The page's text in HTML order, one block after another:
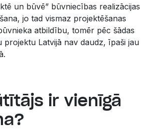
un būvē” būvniecības realizācijas
jo tad vismaz projektēšanas
atbildību, tomēr pēc šādas
projektu Latvijā nav daudz, īpaši jau
ir vienīgā